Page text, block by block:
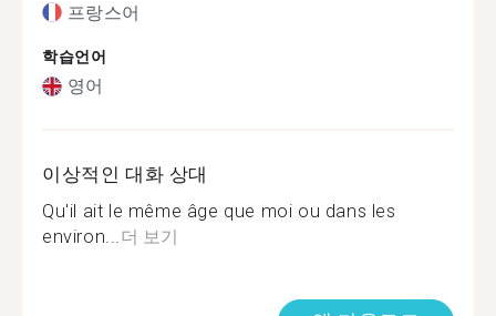
프랑스어
학습언어
영어
이상적인 대화 상대
Qu'il ait le même âge que moi ou dans les
environ...더 보기